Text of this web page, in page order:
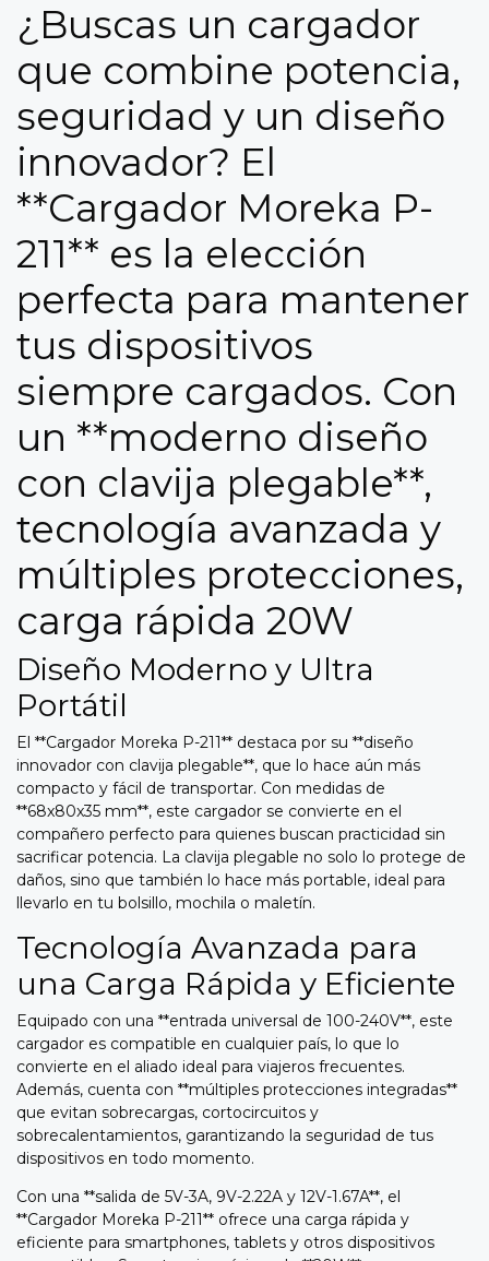
¿Buscas un cargador
que combine potencia,
seguridad y un diseño
innovador? El
**Cargador Moreka P-
211** es la elección
perfecta para mantener
tus dispositivos
siempre cargados. Con
un **moderno diseño
con clavija plegable**,
tecnología avanzada y
múltiples protecciones,
carga rápida 20W
Diseño Moderno y Ultra
Portátil
El **Cargador Moreka P-211** destaca por su **diseño
innovador con clavija plegable**, que lo hace aún más
compacto y fácil de transportar. Con medidas de
**68x80x35 mm**, este cargador se convierte en el
compañero perfecto para quienes buscan practicidad sin
sacrificar potencia. La clavija plegable no solo lo protege de
daños, sino que también lo hace más portable, ideal para
llevarlo en tu bolsillo, mochila o maletín.
Tecnología Avanzada para
una Carga Rápida y Eficiente
Equipado con una **entrada universal de 100-240V**, este
cargador es compatible en cualquier país, lo que lo
convierte en el aliado ideal para viajeros frecuentes.
Además, cuenta con **múltiples protecciones integradas**
que evitan sobrecargas, cortocircuitos y
sobrecalentamientos, garantizando la seguridad de tus
dispositivos en todo momento.
Con una **salida de 5V-3A, 9V-2.22A y 12V-1.67A**, el
**Cargador Moreka P-211** ofrece una carga rápida y
eficiente para smartphones, tablets y otros dispositivos